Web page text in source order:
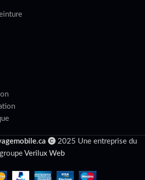
2025 Une entreprise du
groupe Verilux Web